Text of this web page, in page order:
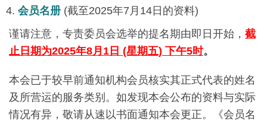
会员名册 (截至2025年7月14日的资料)
谨请注意，专责委员会选举的提名期由即日开始， 截
止日期为2025年8月1日 (星期五) 下午5时。
本会已于较早前通知机构会员核实其正式代表的姓名
及所营运的服务类别。如发现本会公布的资料与实际
情况有异，敬请从速以书面通知本会更正。《会员名